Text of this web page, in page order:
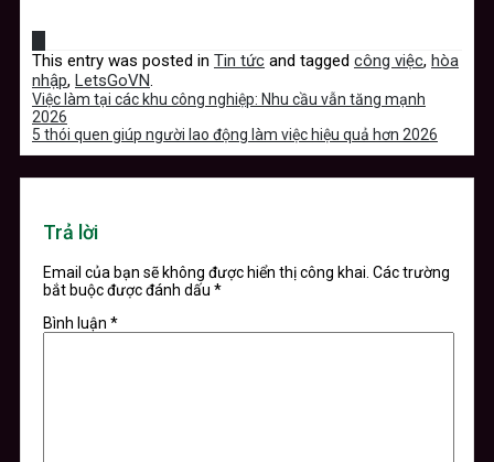
This entry was posted in Tin tức and tagged công việc, hòa
nhập, LetsGoVN.
Việc làm tại các khu công nghiệp: Nhu cầu vẫn tăng mạnh
2026
5 thói quen giúp người lao động làm việc hiệu quả hơn 2026
Trả lời
Email của bạn sẽ không được hiển thị công khai. Các trường
bắt buộc được đánh dấu *
Bình luận *